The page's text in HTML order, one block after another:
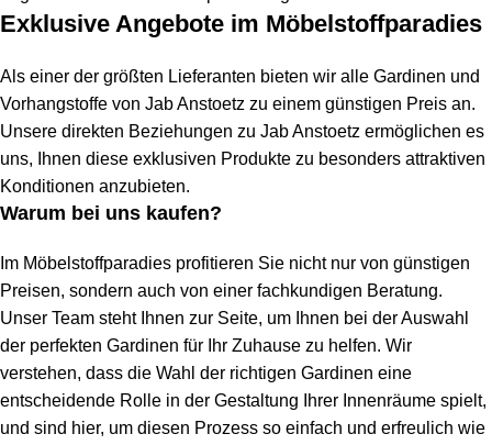
Exklusive Angebote im Möbelstoffparadies
Als einer der größten Lieferanten bieten wir alle Gardinen und
Vorhangstoffe von Jab Anstoetz zu einem günstigen Preis an.
Unsere direkten Beziehungen zu Jab Anstoetz ermöglichen es
uns, Ihnen diese exklusiven Produkte zu besonders attraktiven
Konditionen anzubieten.
Warum bei uns kaufen?
Im Möbelstoffparadies profitieren Sie nicht nur von günstigen
Preisen, sondern auch von einer fachkundigen Beratung.
Unser Team steht Ihnen zur Seite, um Ihnen bei der Auswahl
der perfekten Gardinen für Ihr Zuhause zu helfen. Wir
verstehen, dass die Wahl der richtigen Gardinen eine
entscheidende Rolle in der Gestaltung Ihrer Innenräume spielt,
und sind hier, um diesen Prozess so einfach und erfreulich wie